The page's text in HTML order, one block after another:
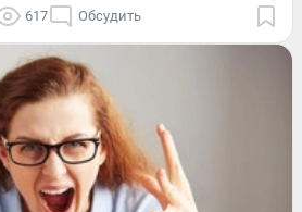
617 Обсудить